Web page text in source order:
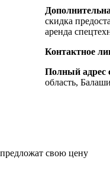
скидка
аренда
Контактное
Полный адрес
область,
свою цену